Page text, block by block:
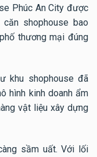
Phúc An City được
shophouse bao
thương mại đúng
khu shophouse đã
hình kinh doanh ẩm
vật liệu xây dựng
sầm uất. Với lối